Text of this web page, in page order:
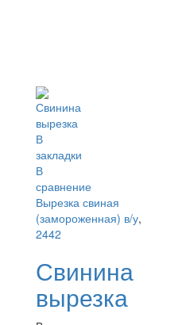
В
закладки
В
сравнение
Вырезка свиная
(замороженная) в/у,
2442
Свинина
вырезка